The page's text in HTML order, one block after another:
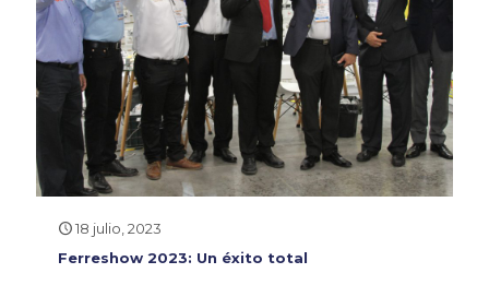
18 julio, 2023
Ferreshow 2023: Un éxito total